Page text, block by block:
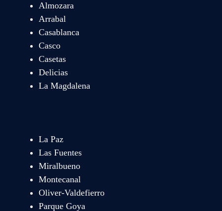
Almozara
Arrabal
Casablanca
Casco
Casetas
Delicias
La Magdalena
La Paz
Las Fuentes
Miralbueno
Montecanal
Oliver-Valdefierro
Parque Goya